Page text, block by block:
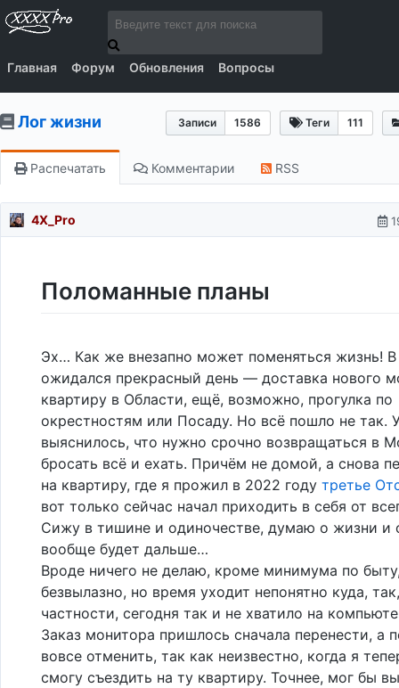
Главная Форум Обновления Вопросы
Записи 1586 Теги 111
Лог жизни
Распечатать Комментарии RSS
4X_Pro
Поломанные планы
Эх… Как же внезапно может поменяться жизнь!
ожидался прекрасный день — доставка нового
квартиру в Области, ещё, возможно, прогулка по
окрестностям или Посаду. Но всё пошло не так.
выяснилось, что нужно срочно возвращаться в
бросать всё и ехать. Причём не домой, а снова
на квартиру, где я прожил в 2022 году третье
вот только сейчас начал приходить в себя от
Сижу в тишине и одиночестве, думаю о жизни и
вообще будет дальше…
Вроде ничего не делаю, кроме минимума по
безвылазно, но время уходит непонятно куда,
частности, сегодня так и не хватило на
Заказ монитора пришлось сначала перенести, а
вовсе отменить, так как неизвестно, когда я
смогу съездить на ту квартиру. Точнее, мог бы